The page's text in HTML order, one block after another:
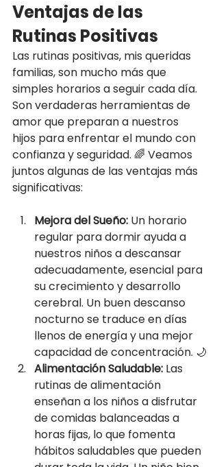
Ventajas de las
Rutinas Positivas
Las rutinas positivas, mis queridas
familias, son mucho más que
simples horarios a seguir cada día.
Son verdaderas herramientas de
amor que preparan a nuestros
hijos para enfrentar el mundo con
confianza y seguridad. 🌈 Veamos
juntos algunas de las ventajas más
significativas:
Mejora del Sueño: Un horario
regular para dormir ayuda a
nuestros niños a descansar
adecuadamente, esencial para
su crecimiento y desarrollo
cerebral. Un buen descanso
nocturno se traduce en días
llenos de energía y una mejor
capacidad de concentración. 🌙
Alimentación Saludable: Las
rutinas de alimentación
enseñan a los niños a disfrutar
de comidas balanceadas a
horas fijas, lo que fomenta
hábitos saludables que pueden